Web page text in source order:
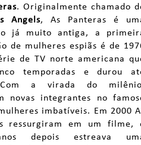
. Originalmente chamado
Angels, As Panteras é
já muito antiga, a
de mulheres espiãs é de
de TV norte americana
temporadas e durou
a virada do
novas integrantes no
imbatíveis. Em 2000
ressurgiram em um filme,
depois estreava